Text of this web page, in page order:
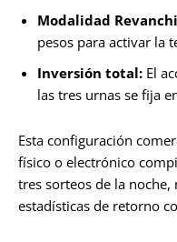
Modalidad
pesos para activar la
Inversión total: El
las tres urnas se fija
Esta configuración
físico o electrónico
tres sorteos de la
estadísticas de retorno